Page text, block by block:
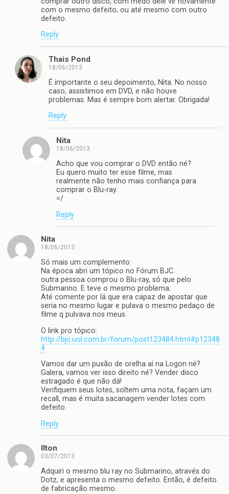
com o mesmo defeito, ou até mesmo com outro
defeito.
Reply
Thais Pond
18/06/2013
É importante o seu depoimento, Nita. No nosso
caso, assistimos em DVD, e não houve
problemas. Mas é sempre bom alertar. Obrigada!
Reply
Nita
18/06/2013
Acho que vou comprar o DVD então né?
Eu quero muito ter esse filme, mas
realmente não tenho mais confiança para
comprar o Blu-ray.
=/
Reply
Nita
18/06/2013
Só mais um complemento:
Na época abri um tópico no Fórum BJC.
outra pessoa comprou o Blu-ray, só que pelo
Submarino. E teve o mesmo problema.
Até comente por lá que era capaz de apostar que
seria no mesmo lugar e pulava o mesmo pedaço de
filme q pulvava nos meus.
O link pro tópico:
http://bjc.uol.com.br/forum/post123484.html#p12348
4
Vamos dar um puxão de orelha aí na Logon né?
Galera, vamos ver isso direito né? Vender disco
estragado é que não dá!
Verifiquem seus lotes, soltem uma nota, façam um
recall, mas é muita sacanagem vender lotes com
defeito.
Reply
Ilton
03/07/2013
Adquiri o mesmo blu ray no Submarino, através do
Dotz, e apresenta o mesmo defeito. Então, é defeito
de fabricação mesmo.